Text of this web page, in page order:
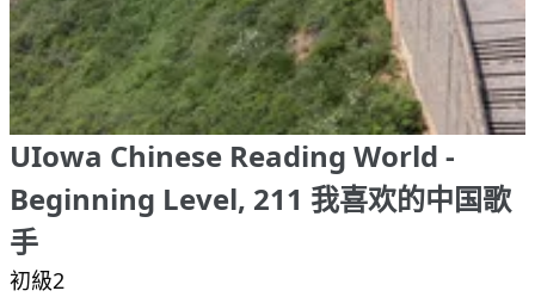
UIowa Chinese Reading World -
Beginning Level, 211 我喜欢的中国歌
手
初級2